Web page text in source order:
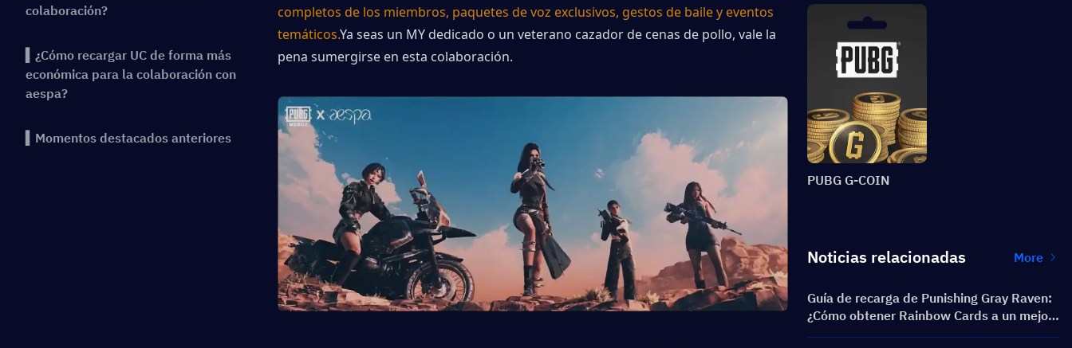
colaboración?
▍¿Cómo recargar UC de forma más
económica para la colaboración con
aespa?
▍Momentos destacados anteriores
completos de los miembros, paquetes de voz exclusivos, gestos de baile y eventos
temáticos.Ya seas un MY dedicado o un veterano cazador de cenas de pollo, vale la
pena sumergirse en esta colaboración.
PUBG G-COIN
Noticias relacionadas More
Guía de recarga de Punishing Gray Raven:
¿Cómo obtener Rainbow Cards a un mejor
precio?